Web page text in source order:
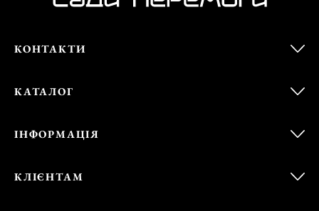
КОНТАКТИ
КАТАЛОГ
ІНФОРМАЦІЯ
КЛІЄНТАМ